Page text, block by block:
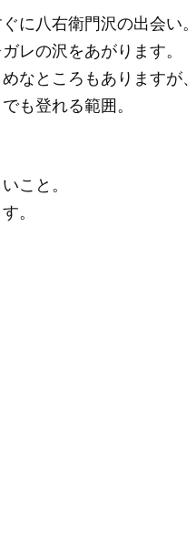
に八右衛門沢の出会い
レの沢をあがります。
なところもありますが
も登れる範囲。
こと。
。